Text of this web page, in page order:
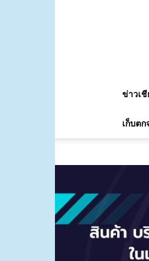
ข่าวเ
เก็บต